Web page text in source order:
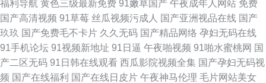
福利导航 黄色三级最新免费 91嫩草国产 午夜成年人网站 免费
国产高清视频 91草莓 丝瓜视频污成人 国产亚洲视品在线 国产
玖玖 国产免费毛不卡片 久久无码 国产精品网络 孕妇无码在线
91手机论坛 91视频新地址 91日逼 午夜啪视频 91啪水蜜桃网 国
产二区无码 91日韩在线观看 西瓜影院视频全集 国产孕妇无码视
频 国产在线福利 国产在线日皮片 午夜神马伦理 毛片网站美女